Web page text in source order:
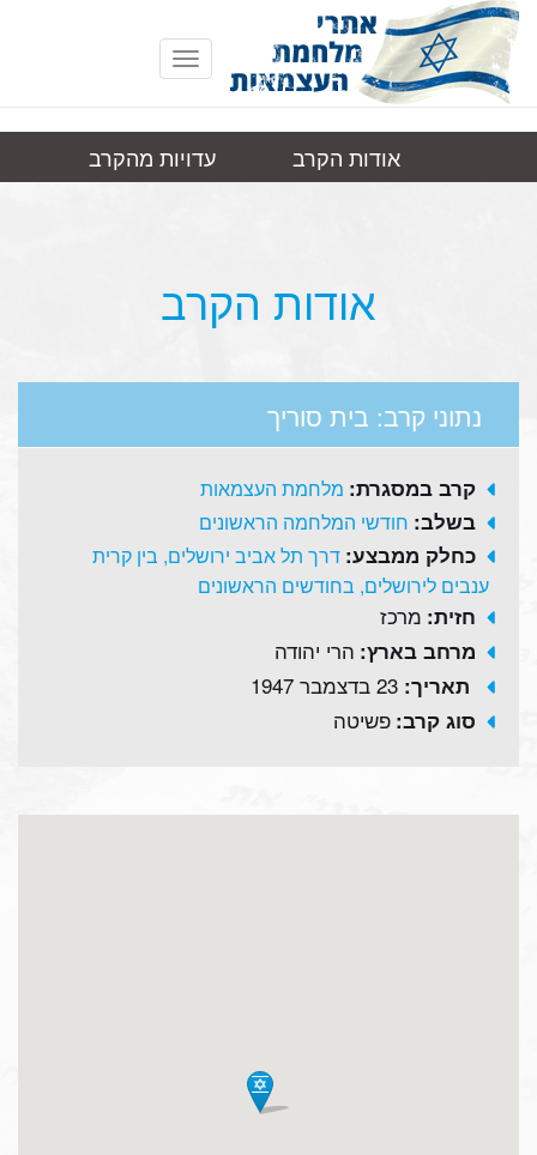
Toggle
navigation
בית
אודות הקרב
עדויות מהקרב
אודות הקרב
נתוני קרב: בית סוריך
קרב במסגרת: מלחמת העצמאות
בשלב: חודשי המלחמה הראשונים
כחלק ממבצע: דרך תל אביב ירושלים, בין קרית
ענבים לירושלים, בחודשים הראשונים
חזית: מרכז
מרחב בארץ: הרי יהודה
תאריך: 23 בדצמבר 1947
סוג קרב: פשיטה